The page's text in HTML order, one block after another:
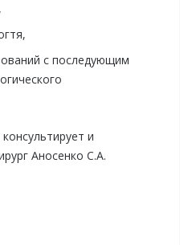
с последующим
и
Аносенко С.А.